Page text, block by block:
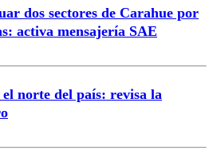
dos sectores de Carahue por
activa mensajería SAE
norte del país: revisa la